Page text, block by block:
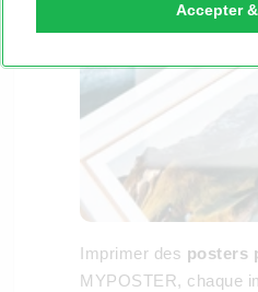
Accepter
Imprimer des posters
MYPOSTER, chaque